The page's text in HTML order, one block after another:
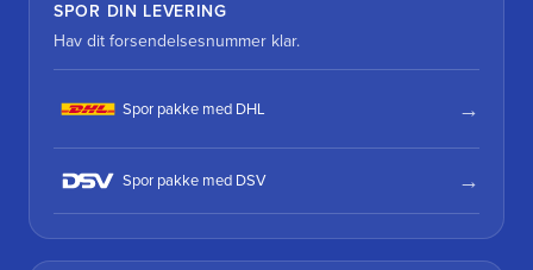
SPOR DIN LEVERING
Hav dit forsendelsesnummer klar.
Spor pakke med DHL
Spor pakke med DSV